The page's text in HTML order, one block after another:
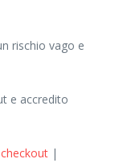
rischio vago e
e accredito
|